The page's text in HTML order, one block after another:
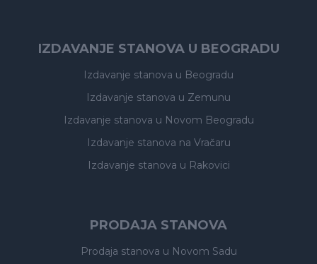
IZDAVANJE STANOVA U BEOGRADU
Izdavanje stanova u Beogradu
Izdavanje stanova u Zemunu
Izdavanje stanova u Novom Beogradu
Izdavanje stanova na Vračaru
Izdavanje stanova u Rakovici
PRODAJA STANOVA
Prodaja stanova u Novom Sadu